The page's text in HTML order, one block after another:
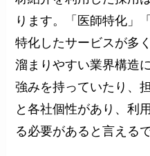
ります。「医師特化」
特化したサービスが多
溜まりやすい業界構造
強みを持っていたり、
と各社個性があり、利
る必要があると言える